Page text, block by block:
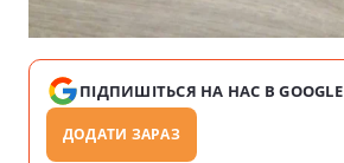
ПІДПИШІТЬСЯ НА НАС В GOOGLE
ДОДАТИ ЗАРАЗ